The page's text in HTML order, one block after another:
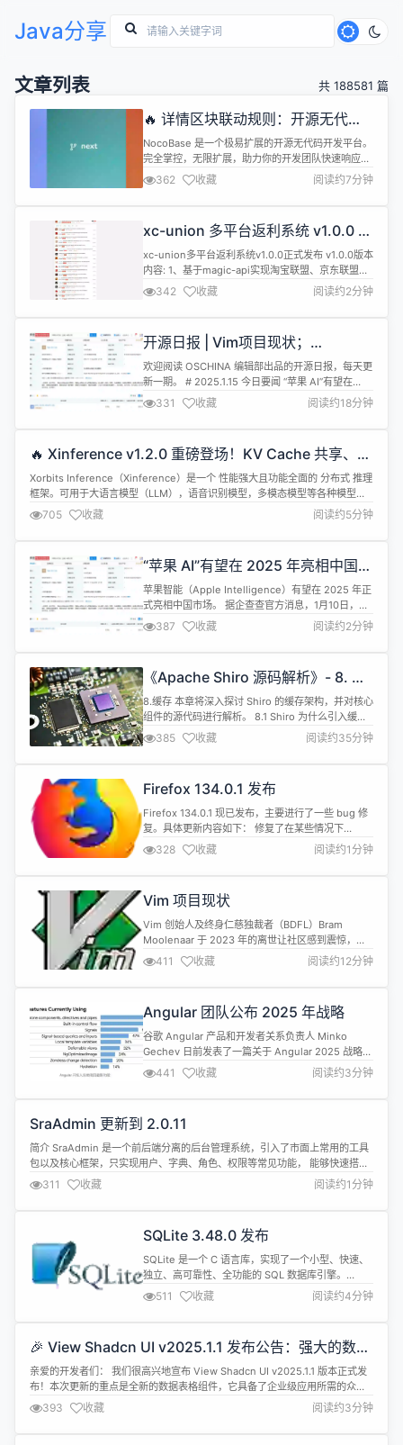
Java分享
文章列表 共 188581 篇
🔥 详情区块联动规则：开源无代码 /
低代码平台 NocoBase
NocoBase 是一个极易扩展的开源无代码开发平台。
完全掌控，无限扩展，助力你的开发团队快速响应变
化，显著降低成本，不必投入几年时间和数百万资金
研发，只需要花几分钟部署 NocoBase。
NocoBase 中文官网 官方文档 在线 Demo 汇总一周
NocoBase 目前更新包括的版本更新包括三个分支：
ma...
362 收藏 阅读约7分钟
xc-union 多平台返利系统 v1.0.0 正
式发布
xc-union多平台返利系统v1.0.0正式发布 v1.0.0版本
内容: 1、基于magic-api实现淘宝联盟、京东联盟、
多多进宝、大淘客、好单库等主流返利电商平台的接
口对接； 2、基于magic-api+enjoy模板引擎完美实
现伪静态技术。 系统特点 主流返利电商平台对接 开
箱即用 HTML伪静态技术 技术架构 Java 后端：
master分支为 J...
342 收藏 阅读约2分钟
开源日报 | Vim项目现状；
MiniMax-01开源；PG获年度数据库
“五冠王”；给AI喂料的小技巧；USB
全新标识公布；AI公司是真饿了
欢迎阅读 OSCHINA 编辑部出品的开源日报，每天更
新一期。 # 2025.1.15 今日要闻 “苹果 AI”有望在
2025 年亮相中国，已成立新公司 苹果智能（Apple
Intelligence）有望在 2025 年正式亮相中国市场。
据企查查官方消息，1 月 10 日，苹果技术开发（上
Gala，...
331 收藏 阅读约18分钟
🔥 Xinference v1.2.0 重磅登场！KV Cache 共享、
Cline 支持亮点频现！
Xorbits Inference（Xinference）是一个 性能强大且功能全面的 分布式 推理
框架。可用于大语言模型（LLM），语音识别模型，多模态模型等各种模型的
推理。通过 Xorbits Inference，你可以轻松地 一键部署你自己的模型或内置
的前沿开源模型 - https://github.com/xorbitsai/inference。无论...
705 收藏 阅读约5分钟
“苹果 AI”有望在 2025 年亮相中国，
已成立新公司
苹果智能（Apple Intelligence）有望在 2025 年正
式亮相中国市场。 据企查查官方消息，1月10日，苹
果技术开发（上海）有限公司成立，法定代表人为
Tejas Kirit Gala，注册资本3500万美元。 公开数据
显示，该公司行业属于软件开发，主要经营范围涵盖
服务等。股权穿透显示，该公司由APP...
387 收藏 阅读约2分钟
《Apache Shiro 源码解析》- 8. 缓
存
8.缓存 本章将深入探讨 Shiro 的缓存架构，并对核心
组件的源代码进行解析。 8.1 Shiro 为什么引入缓存
机制 随着用户规模的不断扩大，认证、授权和加密等
模块的调用次数会迅速增加。例如，当每秒有 100 万
用户尝试登录系统时，认证模块每秒会被调用 100 万
不可避免地浮现出来。 那么，如何在...
385 收藏 阅读约35分钟
Firefox 134.0.1 发布
Firefox 134.0.1 现已发布，主要进行了一些 bug 修
复。具体更新内容如下： 修复了在某些情况下
YouTube 和 Google Docs 上发生的 UI 挂起问题
（Bug 1939295）。 修复了影响从 Firefox 133 升
级的一些用户的启动崩溃问题（Bug 1941134）。
菜单和上...
328 收藏 阅读约1分钟
Vim 项目现状
Vim 创始人及终身仁慈独裁者（BDFL）Bram
Moolenaar 于 2023 年的离世让社区感到震惊，同
时也引发了对项目未来的担忧。 在 2024 年 11 月举
行的 VimConf 大会上，现任 Vim 维护者 Christian
Brabandt 发表主题演讲“Vim 项目的新生”(the new
411 收藏 阅读约12分钟
Angular 团队公布 2025 年战略
谷歌 Angular 产品和开发者关系负责人 Minko
Gechev 日前发表了一篇关于 Angular 2025 战略的
博客文章表示，团队的年度战略重点是投资于有助于
Angular 开发人员取得成功的关键领域。 目前正在
针对以下几个目标进行优化： 通过增强开发者体验来
创新，来突破性能和开发者体验的界限。 支...
441 收藏 阅读约3分钟
SraAdmin 更新到 2.0.11
简介 SraAdmin 是一个前后端分离的后台管理系统，引入了市面上常用的工具
包以及核心框架，只实现用户、字典、角色、权限等常见功能， 能够快速搭建
一个 web 项目 更新内容 变更 quickvo-maven-plugin升级到1.0.4 优化 本地
quickvo.xml模板，增加自定义注释生成 修复 使用强密码时校验异常问题
311 收藏 阅读约1分钟
SQLite 3.48.0 发布
SQLite 是一个 C 语言库，实现了一个小型、快速、
独立、高可靠性、全功能的 SQL 数据库引擎。
SQLite 是世界上使用最多的数据库引擎。SQLite 的
源代码属于公共领域，每个人都可以免费使用，用于
任何目的。 SQLite 3.48.0 现已发布，更新内容如
SQLite 的“configu...
511 收藏 阅读约4分钟
🎉 View Shadcn UI v2025.1.1 发布公告：强大的数据
表格组件震撼来袭！
亲爱的开发者们： 我们很高兴地宣布 View Shadcn UI v2025.1.1 版本正式发
布！本次更新的重点是全新的数据表格组件，它具备了企业级应用所需的众多
特性，同时我们也修复了一些已知问题。 🚀 重要链接 GitHub 仓库：
https://github.com/devlive-community/view-shadcn-ui 官方文档：
http...
393 收藏 阅读约3分钟